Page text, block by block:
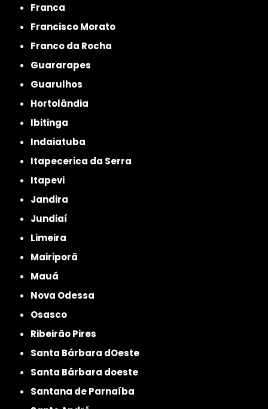
Franca
Francisco Morato
Franco da Rocha
Guararapes
Guarulhos
Hortolândia
Ibitinga
Indaiatuba
Itapecerica da Serra
Itapevi
Jandira
Jundiaí
Limeira
Mairiporã
Mauá
Nova Odessa
Osasco
Ribeirão Pires
Santa Bárbara dOeste
Santa Bárbara doeste
Santana de Parnaíba